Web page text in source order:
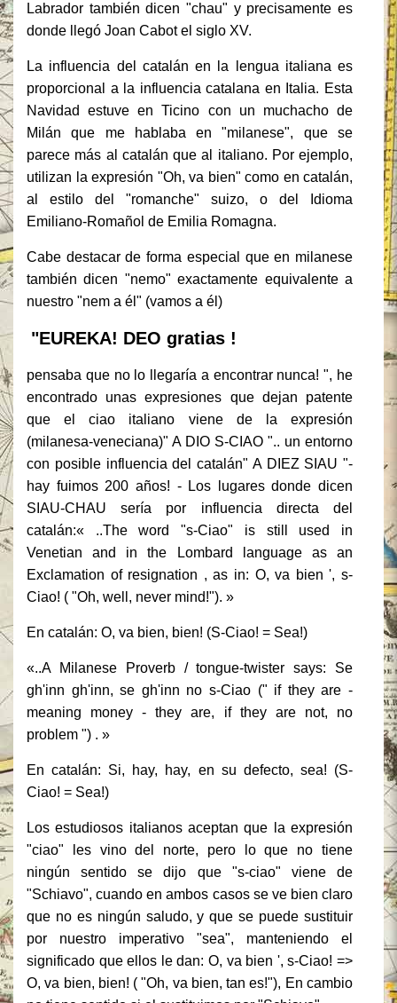
Labrador también dicen "chau" y precisamente es
donde llegó Joan Cabot el siglo XV.
La influencia del catalán en la lengua italiana es
proporcional a la influencia catalana en Italia. Esta
Navidad estuve en Ticino con un muchacho de
Milán que me hablaba en "milanese", que se
parece más al catalán que al italiano. Por ejemplo,
utilizan la expresión "Oh, va bien" como en catalán,
al estilo del "romanche" suizo, o del Idioma
Emiliano-Romañol de Emilia Romagna.
Cabe destacar de forma especial que en milanese
también dicen "nemo" exactamente equivalente a
nuestro "nem a él" (vamos a él)
"EUREKA! DEO gratias !
pensaba que no lo llegaría a encontrar nunca! ", he
encontrado unas expresiones que dejan patente
que el ciao italiano viene de la expresión
(milanesa-veneciana)" A DIO S-CIAO ".. un entorno
con posible influencia del catalán" A DIEZ SIAU "-
hay fuimos 200 años! - Los lugares donde dicen
SIAU-CHAU sería por influencia directa del
catalán:« ..The word "s-Ciao" is still used in
Venetian and in the Lombard language as an
Exclamation of resignation , as in: O, va bien ', s-
Ciao! ( "Oh, well, never mind!"). »
En catalán: O, va bien, bien! (S-Ciao! = Sea!)
«..A Milanese Proverb / tongue-twister says: Se
gh'inn gh'inn, se gh'inn no s-Ciao (" if they are -
meaning money - they are, if they are not, no
problem ") . »
En catalán: Si, hay, hay, en su defecto, sea! (S-
Ciao! = Sea!)
Los estudiosos italianos aceptan que la expresión
"ciao" les vino del norte, pero lo que no tiene
ningún sentido se dijo que "s-ciao" viene de
"Schiavo", cuando en ambos casos se ve bien claro
que no es ningún saludo, y que se puede sustituir
por nuestro imperativo "sea", manteniendo el
significado que ellos le dan: O, va bien ', s-Ciao! =>
O, va bien, bien! ( "Oh, va bien, tan es!"), En cambio